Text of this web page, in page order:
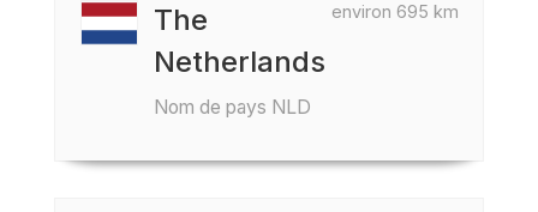
environ 695 km
The
Netherlands
Nom de pays NLD